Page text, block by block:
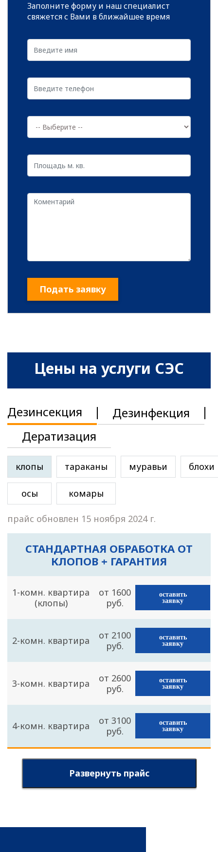
а микроорганизмы и бактерии отличаются
самой высокой способностью к
Среди зараженных объектов могут
оказаться:
читать далее
Заполните форму и наш специалист
свяжется с Вами в ближайшее время
Подать заявку
Цены на услуги СЭС
Дезинсекция
Дезинфекция
Дератизация
клопы тараканы муравьи блохи
осы комары
прайс обновлен 15 ноября 2024 г.
СТАНДАРТНАЯ ОБРАБОТКА ОТ
КЛОПОВ + ГАРАНТИЯ
1-комн. квартира
(клопы)
от 1600
руб.
оставить
заявку
2-комн. квартира
от 2100
руб.
оставить
заявку
3-комн. квартира
от 2600
руб.
оставить
заявку
4-комн. квартира
от 3100
руб.
оставить
заявку
Развернуть прайс